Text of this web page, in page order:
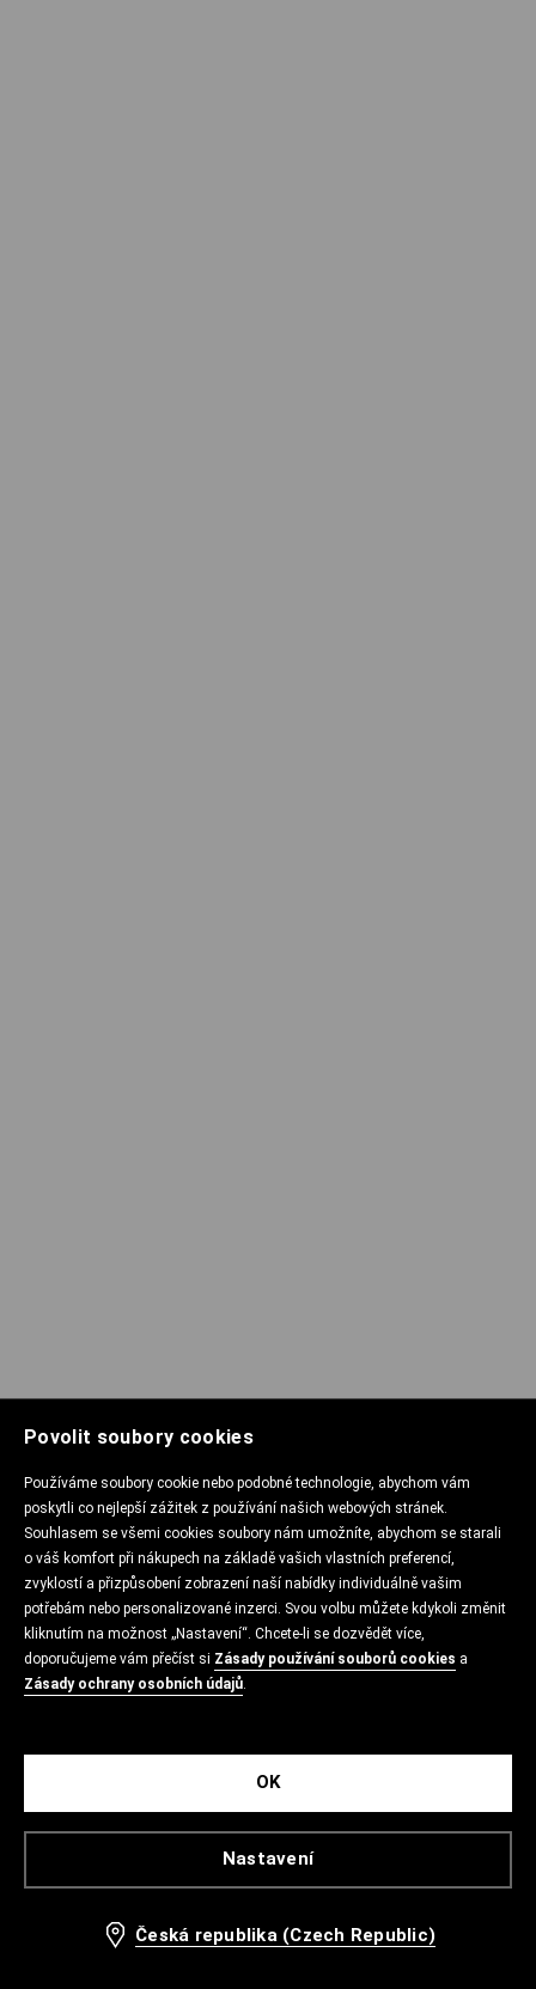
Povolit soubory cookies
Používáme soubory cookie nebo podobné technologie, abychom vám
poskytli co nejlepší zážitek z používání našich webových stránek.
Souhlasem se všemi cookies soubory nám umožníte, abychom se starali
o váš komfort při nákupech na základě vašich vlastních preferencí,
zvyklostí a přizpůsobení zobrazení naší nabídky individuálně vašim
potřebám nebo personalizované inzerci. Svou volbu můžete kdykoli změnit
kliknutím na možnost „Nastavení“. Chcete-li se dozvědět více,
doporučujeme vám přečíst si Zásady používání souborů cookies a
Zásady ochrany osobních údajů.
Nastavení
OK
Česká republika (Czech Republic)